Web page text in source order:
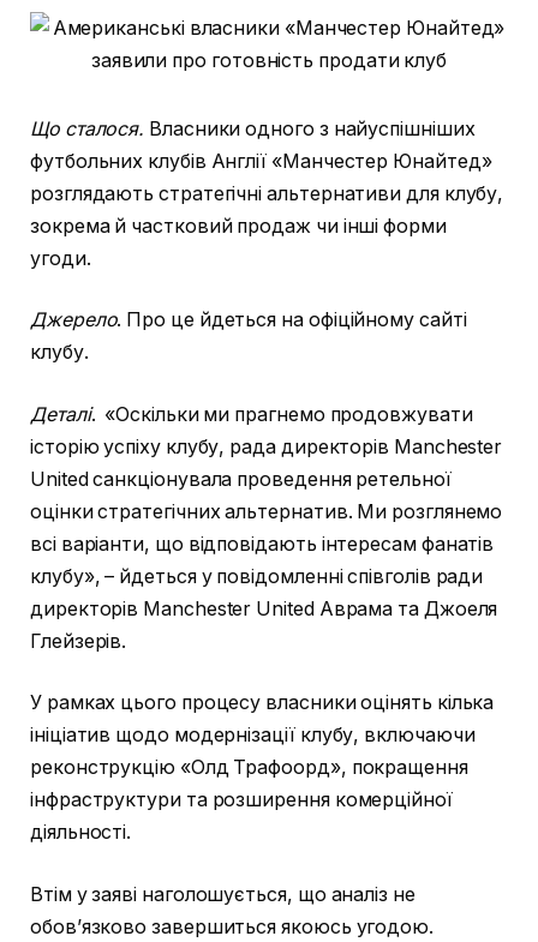
Що сталося. Власники одного з найуспішніших
футбольних клубів Англії «Манчестер Юнайтед»
розглядають стратегічні альтернативи для клубу,
зокрема й частковий продаж чи інші форми
угоди.
Джерело. Про це йдеться на офіційному сайті
клубу.
Деталі. «Оскільки ми прагнемо продовжувати
історію успіху клубу, рада директорів Manchester
United санкціонувала проведення ретельної
оцінки стратегічних альтернатив. Ми розглянемо
всі варіанти, що відповідають інтересам фанатів
клубу», – йдеться у повідомленні співголів ради
директорів Manchester United Аврама та Джоеля
Глейзерів.
У рамках цього процесу власники оцінять кілька
ініціатив щодо модернізації клубу, включаючи
реконструкцію «Олд Трафоорд», покращення
інфраструктури та розширення комерційної
діяльності.
Втім у заяві наголошується, що аналіз не
обовʼязково завершиться якоюсь угодою.